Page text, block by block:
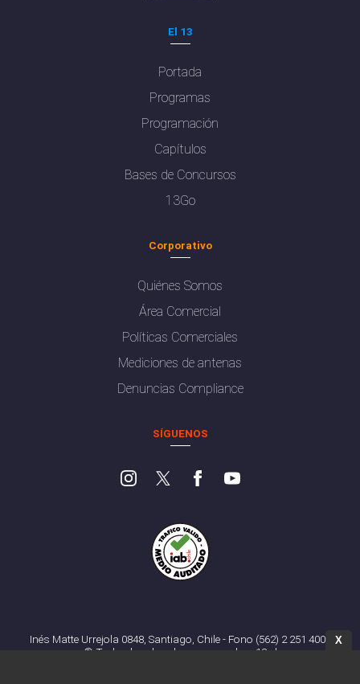
El 13
Portada
Programas
Programación
Capítulos
Bases de Concursos
13Go
Corporativo
Quiénes Somos
Área Comercial
Políticas Comerciales
Mediciones de antenas
Denuncias Compliance
SÍGUENOS
Inés Matte Urrejola 0848, Santiago, Chile - Fono (562) 2 251 4000
© Todos los derechos reservados. 13.cl
X